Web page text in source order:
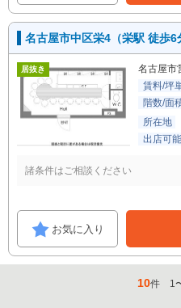
名古屋市中区栄4（栄駅 徒歩
居抜き 名古屋市
賃料/坪
階数/面
所在地
出店可
諸条件はご相談ください
お気に入り
10件 1